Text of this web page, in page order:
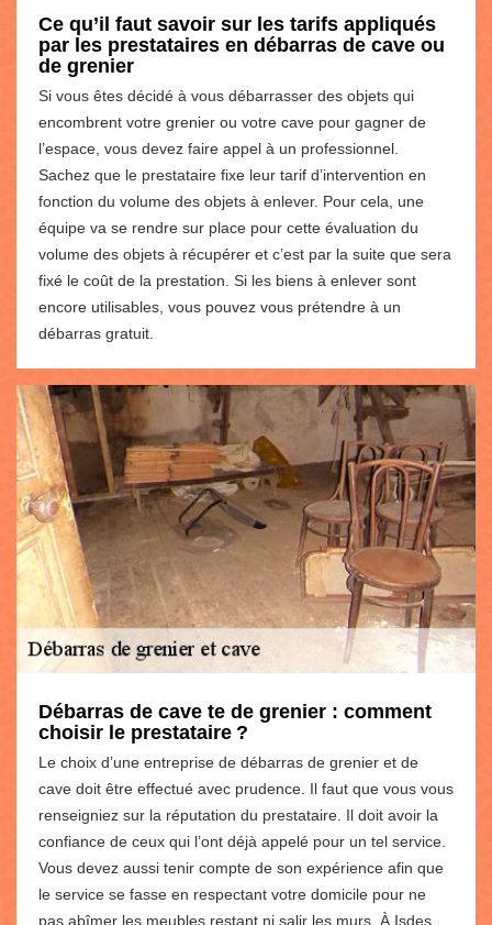
Ce qu’il faut savoir sur les tarifs appliqués
par les prestataires en débarras de cave ou
de grenier
Si vous êtes décidé à vous débarrasser des objets qui
encombrent votre grenier ou votre cave pour gagner de
l’espace, vous devez faire appel à un professionnel.
Sachez que le prestataire fixe leur tarif d’intervention en
fonction du volume des objets à enlever. Pour cela, une
équipe va se rendre sur place pour cette évaluation du
volume des objets à récupérer et c’est par la suite que sera
fixé le coût de la prestation. Si les biens à enlever sont
encore utilisables, vous pouvez vous prétendre à un
débarras gratuit.
Débarras de cave te de grenier : comment
choisir le prestataire ?
Le choix d’une entreprise de débarras de grenier et de
cave doit être effectué avec prudence. Il faut que vous vous
renseigniez sur la réputation du prestataire. Il doit avoir la
confiance de ceux qui l’ont déjà appelé pour un tel service.
Vous devez aussi tenir compte de son expérience afin que
le service se fasse en respectant votre domicile pour ne
pas abîmer les meubles restant ni salir les murs. À Isdes,